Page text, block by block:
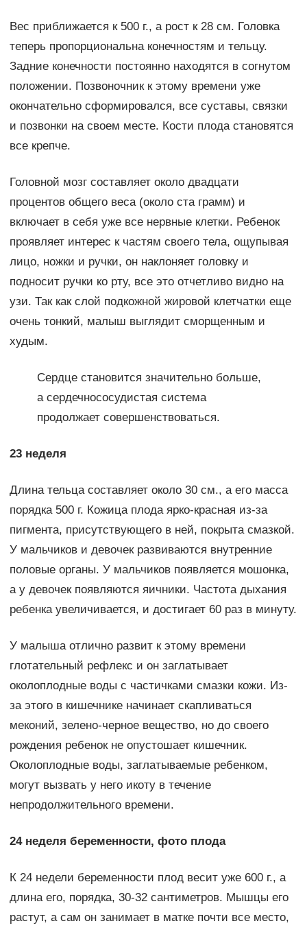
Вес приближается к 500 г., а рост к 28 см. Головка
теперь пропорциональна конечностям и тельцу.
Задние конечности постоянно находятся в согнутом
положении. Позвоночник к этому времени уже
окончательно сформировался, все суставы, связки
и позвонки на своем месте. Кости плода становятся
все крепче.
Головной мозг составляет около двадцати
процентов общего веса (около ста грамм) и
включает в себя уже все нервные клетки. Ребенок
проявляет интерес к частям своего тела, ощупывая
лицо, ножки и ручки, он наклоняет головку и
подносит ручки ко рту, все это отчетливо видно на
узи. Так как слой подкожной жировой клетчатки еще
очень тонкий, малыш выглядит сморщенным и
худым.
Сердце становится значительно больше,
а сердечнососудистая система
продолжает совершенствоваться.
23 неделя
Длина тельца составляет около 30 см., а его масса
порядка 500 г. Кожица плода ярко-красная из-за
пигмента, присутствующего в ней, покрыта смазкой.
У мальчиков и девочек развиваются внутренние
половые органы. У мальчиков появляется мошонка,
а у девочек появляются яичники. Частота дыхания
ребенка увеличивается, и достигает 60 раз в минуту.
У малыша отлично развит к этому времени
глотательный рефлекс и он заглатывает
околоплодные воды с частичками смазки кожи. Из-
за этого в кишечнике начинает скапливаться
меконий, зелено-черное вещество, но до своего
рождения ребенок не опустошает кишечник.
Околоплодные воды, заглатываемые ребенком,
могут вызвать у него икоту в течение
непродолжительного времени.
24 неделя беременности, фото плода
К 24 недели беременности плод весит уже 600 г., а
длина его, порядка, 30-32 сантиметров. Мышцы его
растут, а сам он занимает в матке почти все место,